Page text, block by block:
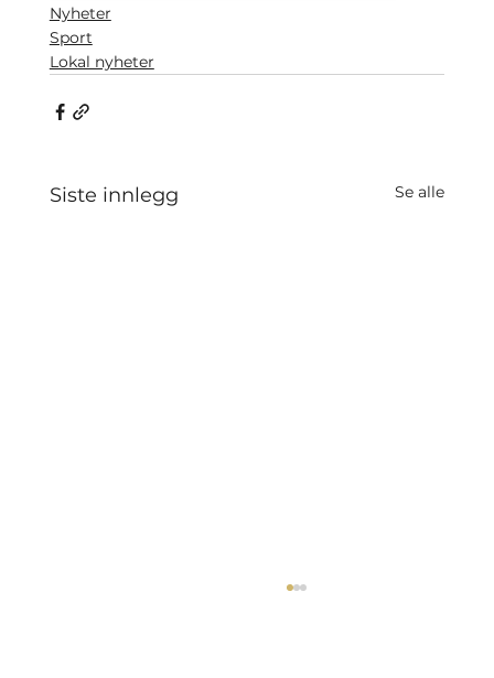
Nyheter
Sport
Lokal nyheter
Siste innlegg Se alle